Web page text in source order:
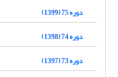
دوره 75 (1399)
دوره 74 (1398)
دوره 73 (1397)